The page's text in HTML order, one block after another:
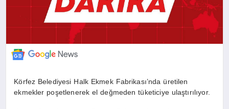
Körfez Belediyesi Halk Ekmek Fabrikası’nda üretilen
ekmekler poşetlenerek el değmeden tüketiciye ulaştırılıyor.